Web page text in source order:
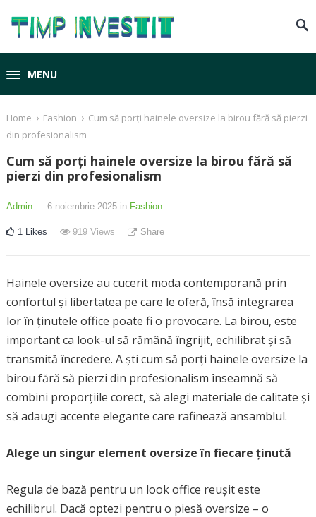
MENU
Home › Fashion › Cum să porți hainele oversize la birou fără să pierzi
din profesionalism
Cum să porți hainele oversize la birou fără să
pierzi din profesionalism
Admin — 6 noiembrie 2025 in Fashion
1 Likes 919Views Share
Hainele oversize au cucerit moda contemporană prin
confortul și libertatea pe care le oferă, însă integrarea
lor în ținutele office poate fi o provocare. La birou, este
important ca look-ul să rămână îngrijit, echilibrat și să
transmită încredere. A ști cum să porți hainele oversize la
birou fără să pierzi din profesionalism înseamnă să
combini proporțiile corect, să alegi materiale de calitate și
să adaugi accente elegante care rafinează ansamblul.
Alege un singur element oversize în fiecare ținută
Regula de bază pentru un look office reușit este
echilibrul. Dacă optezi pentru o piesă oversize – o